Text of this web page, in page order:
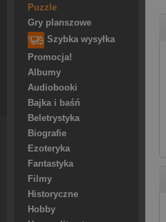
Puzzle
Gry planszowe
Szybka wysyłka
Promocja!
Albumy
Audiobooki
Bajka i baśń
Beletrystyka
Biografie
Ezoteryka
Fantastyka
Filmy
Historyczne
Hobby